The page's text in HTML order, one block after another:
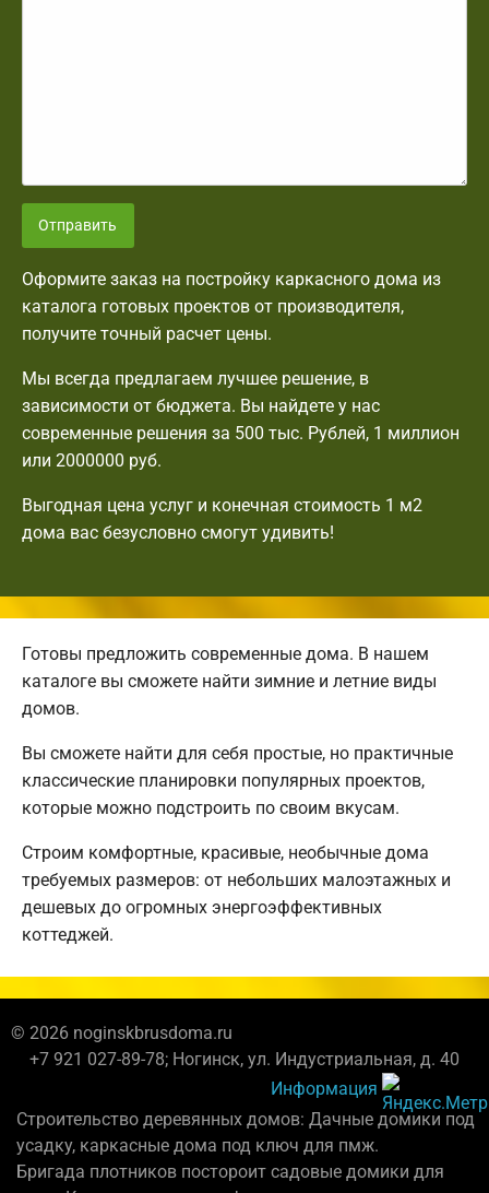
Отправить
Оформите заказ на постройку каркасного дома из
каталога готовых проектов от производителя,
получите точный расчет цены.
Мы всегда предлагаем лучшее решение, в
зависимости от бюджета. Вы найдете у нас
современные решения за 500 тыс. Рублей, 1 миллион
или 2000000 руб.
Выгодная цена услуг и конечная стоимость 1 м2
дома вас безусловно смогут удивить!
Готовы предложить современные дома. В нашем
каталоге вы сможете найти зимние и летние виды
домов.
Вы сможете найти для себя простые, но практичные
классические планировки популярных проектов,
которые можно подстроить по своим вкусам.
Строим комфортные, красивые, необычные дома
требуемых размеров: от небольших малоэтажных и
дешевых до огромных энергоэффективных
коттеджей.
© 2026 noginskbrusdoma.ru
+7 921 027-89-78; Ногинск, ул. Индустриальная, д. 40
Информация
Строительство деревянных домов: Дачные домики под
усадку, каркасные дома под ключ для пмж.
Бригада плотников постороит садовые домики для